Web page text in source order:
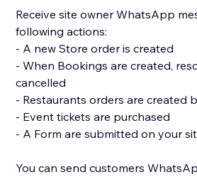
Receive site owner WhatsApp
following actions:
- A new Store order is created
- When Bookings are created,
cancelled
- Restaurants orders are created
- Event tickets are purchased
- A Form are submitted on your
You can send customers